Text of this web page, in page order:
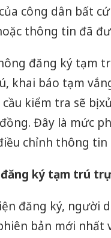
công dân bất
thông tin đã
đăng ký tạm
khai báo tạm
cầu kiểm tra sẽ bị
Đây là mức
chỉnh thông
đăng ký tạm trú
đăng ký, người
bản mới nhất